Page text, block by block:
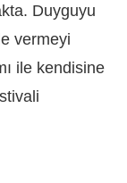
Duyguyu
vermeyi
ile kendisine